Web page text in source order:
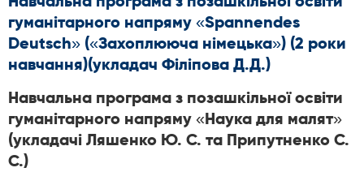
гуманітарного напряму «Spannendes
Deutsch» («Захоплююча німецька») (2 роки
навчання)(укладач Філіпова Д.Д.)
Навчальна програма з позашкільної освіти
гуманітарного напряму «Наука для малят»
(укладачі Ляшенко Ю. С. та Припутненко С.
С.)